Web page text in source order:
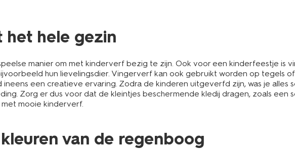
het hele gezin
manier om met kinderverf bezig te zijn. Ook voor een kinderfeestje is
hun lievelingsdier. Vingerverf kan ook gebruikt worden op tegels
ineens een creatieve ervaring. Zodra de kinderen uitgeverfd zijn, was je alles
Zorg er dus voor dat de kleintjes beschermende kledij dragen, zoals een
mooie kinderverf.
van de regenboog